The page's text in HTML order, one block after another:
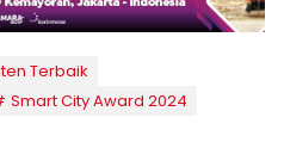
Terbaik
Smart City Award 2024